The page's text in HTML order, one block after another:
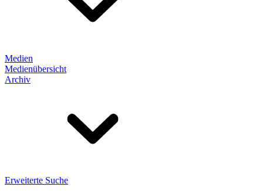
Medien
Medienübersicht
Archiv
Erweiterte Suche